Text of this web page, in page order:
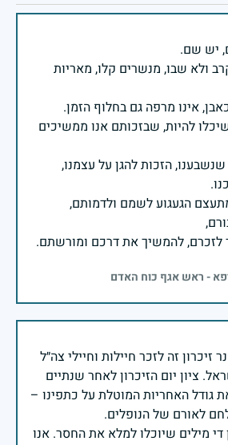
ולא שבו, מנשרים קלו, מאריות
להיות, שבזכותם אנו ממשיכים
הזכות להגן על עצמנו,
הגעגוע לשמם ולדמותם,
לזכרם, להמשיך את דרכם ומורשתם.
- ראש אגף כוח האדם
זיכרון זה לזכר חיילות וחיילי צה״ל
ציון יום הזיכרון לאחר שנתיים
האחריות המוטלת על כתפינו –
מילים שיוכלו למלא את החסר. אנו